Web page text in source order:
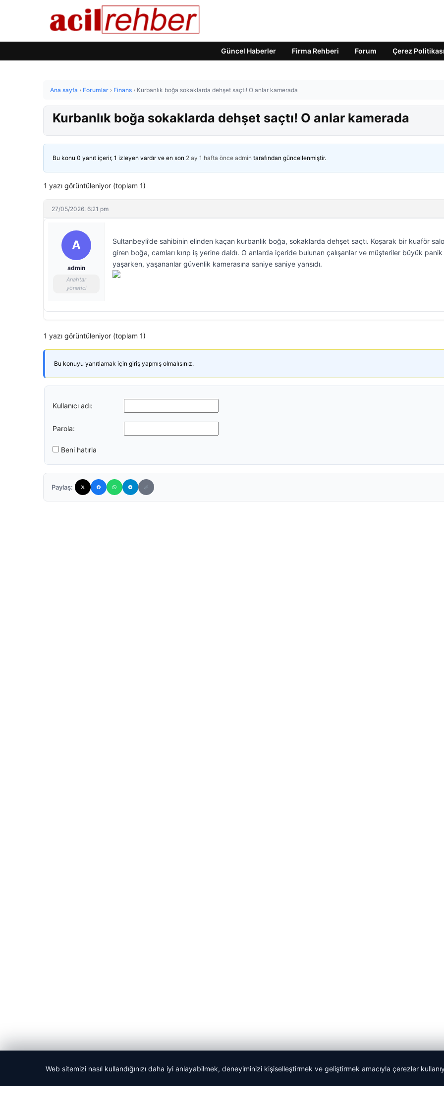
Güncel Haberler Firma Rehberi Forum Çerez Politikası
Ana sayfa › Forumlar › Finans › Kurbanlık boğa sokaklarda dehşet saçtı! O anlar kamerada
Kurbanlık boğa sokaklarda dehşet saçtı! O anlar kamerada
Bu konu 0 yanıt içerir, 1 izleyen vardır ve en son 2 ay 1 hafta önce admin tarafından güncellenmiştir.
1 yazı görüntüleniyor (toplam 1)
27/05/2026: 6:21 pm
A
admin
Anahtar
yönetici
Sultanbeyli’de sahibinin elinden kaçan kurbanlık boğa, sokaklarda dehşet saçtı. Koşarak bir kuaför
giren boğa, camları kırıp iş yerine daldı. O anlarda içeride bulunan çalışanlar ve müşteriler büyük panik
yaşarken, yaşananlar güvenlik kamerasına saniye saniye yansıdı.
1 yazı görüntüleniyor (toplam 1)
Bu konuyu yanıtlamak için giriş yapmış olmalısınız.
Kullanıcı adı:
Parola:
Beni hatırla
Paylaş:
© 2026 Acil Rehber | Gündem Haberleri
Web sitemizi nasıl kullandığınızı daha iyi anlayabilmek, deneyiminizi kişiselleştirmek ve geliştirmek amacıyla çerezler